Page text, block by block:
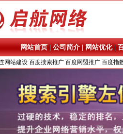
网站首页| 公司简介| 网站优化|
网站建设 百度搜索推广 百度网盟推广 百度指